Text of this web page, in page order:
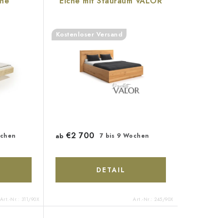
Art.-Nr.: 311/90X
Kostenloser Versand
7 bis 9 Wochen
ab €2 700
DETAIL
Art.-Nr.: 245/90X